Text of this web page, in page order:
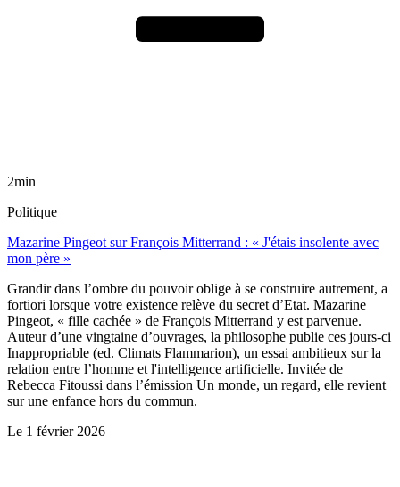
2min
Politique
Mazarine Pingeot sur François Mitterrand : « J'étais insolente avec
mon père »
Grandir dans l’ombre du pouvoir oblige à se construire autrement, a
fortiori lorsque votre existence relève du secret d’Etat. Mazarine
Pingeot, « fille cachée » de François Mitterrand y est parvenue.
Auteur d’une vingtaine d’ouvrages, la philosophe publie ces jours-ci
Inappropriable (ed. Climats Flammarion), un essai ambitieux sur la
relation entre l’homme et l'intelligence artificielle. Invitée de
Rebecca Fitoussi dans l’émission Un monde, un regard, elle revient
sur une enfance hors du commun.
Le 1 février 2026